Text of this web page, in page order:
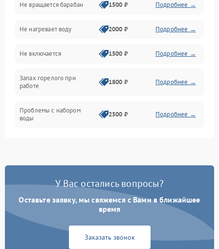
Слив
Программное обеспечение
Не вращается барабан 1500 ₽ Подробнее →
Не нагревает воду 2000 ₽ Подробнее →
Не включается 1500 ₽ Подробнее →
Запах горелого при
работе
1800 ₽ Подробнее →
Проблемы с набором
воды
2500 ₽ Подробнее →
Замена платы управления 2200 ₽ Подробнее →
У Вас остались вопросы?
Оставьте заявку, мы свяжемся с Вами в ближайшее
время
Заказать звонок